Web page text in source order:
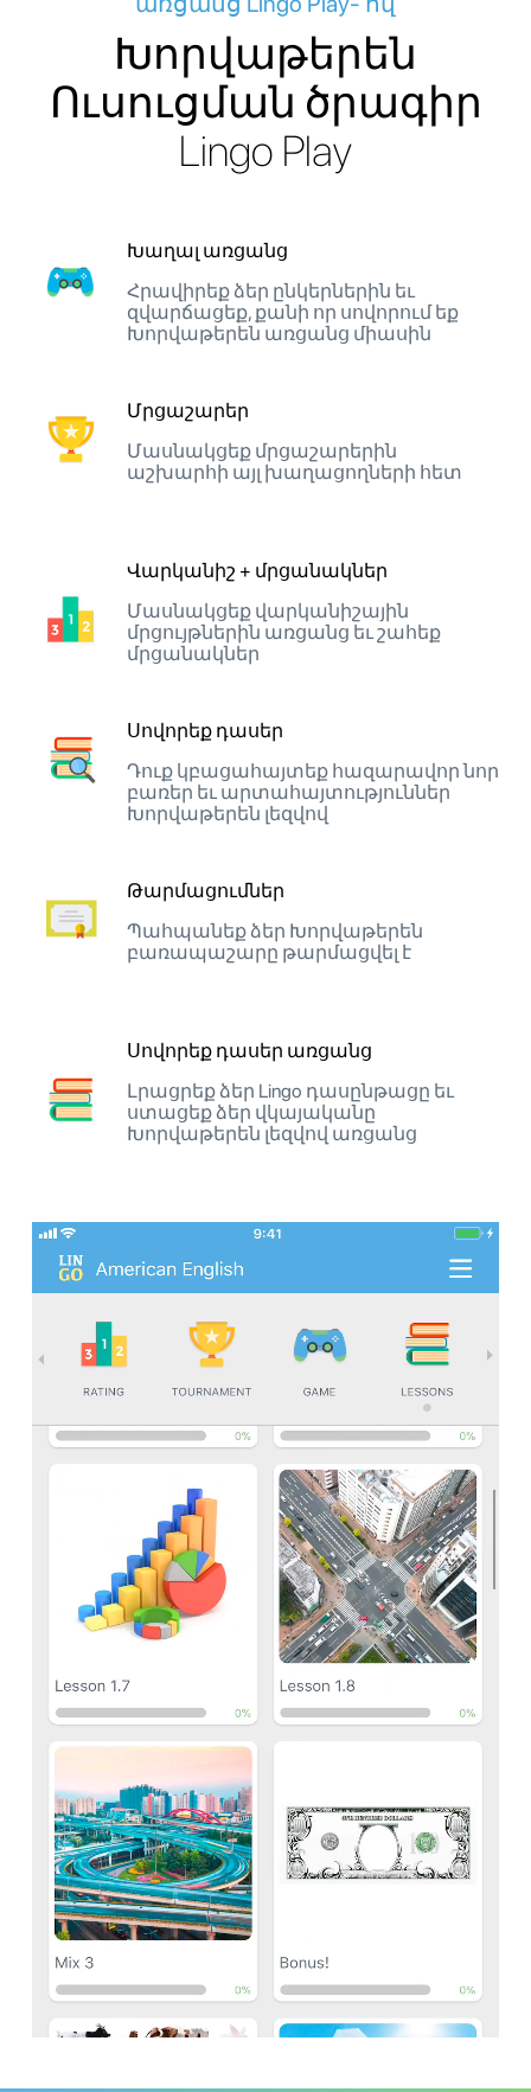
Խորվաթերեն
Ուսուցման ծրագիր
Lingo Play
Խաղալ առցանց
Հրավիրեք ձեր ընկերներին եւ
զվարճացեք, քանի որ սովորում եք
Խորվաթերեն առցանց միասին
Մրցաշարեր
Մասնակցեք մրցաշարերին
աշխարհի այլ խաղացողների հետ
Վարկանիշ + մրցանակներ
Մասնակցեք վարկանիշային
մրցույթներին առցանց եւ շահեք
մրցանակներ
Սովորեք դասեր
Դուք կբացահայտեք հազարավոր նոր
բառեր եւ արտահայտություններ
Խորվաթերեն լեզվով
Թարմացումներ
Պահպանեք ձեր Խորվաթերեն
բառապաշարը թարմացվել է
Սովորեք դասեր առցանց
Լրացրեք ձեր Lingo դասընթացը եւ
ստացեք ձեր վկայականը
Խորվաթերեն լեզվով առցանց